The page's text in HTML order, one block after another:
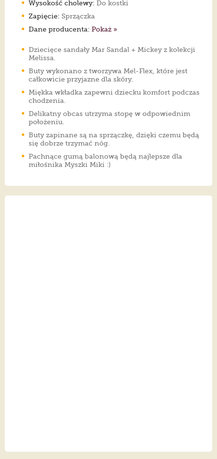
Wysokość cholewy: Do kostki
Zapięcie: Sprzączka
Dane producenta: Pokaż »
Dziecięce sandały Mar Sandal + Mickey z kolekcji
Melissa.
Buty wykonano z tworzywa Mel-Flex, które jest
całkowicie przyjazne dla skóry.
Miękka wkładka zapewni dziecku komfort podczas
chodzenia.
Delikatny obcas utrzyma stopę w odpowiednim
położeniu.
Buty zapinane są na sprzączkę, dzięki czemu będą
się dobrze trzymać nóg.
Pachnące gumą balonową będą najlepsze dla
miłośnika Myszki Miki :)